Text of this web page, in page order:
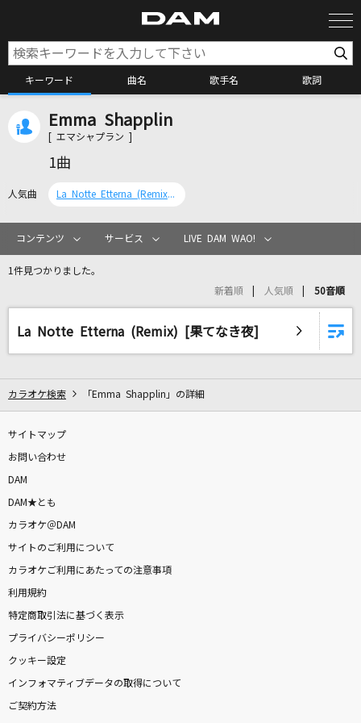
キーワード 曲名 歌手名 歌詞
カラオケ検索
カラオケリクエスト
リアルタイムで歌われている曲の一覧
沢井美空
ワンアンドオンリー
インフルエンサー
乃木坂46
[生音]a kind of love～BULLET TRAIN Arena
Tour 2018 GOLDEN EPOCHより～
[生音]限界突破×サバイバー
氷川きよし
Emma Shapplin
[ エマシャプラン ]
1曲
人気曲 La Notte Etterna (Remix) [果てなき夜]
コンテンツ サービス LIVE DAM WAO!
1件見つかりました。
新着順 人気順 50音順
La Notte Etterna (Remix) [果てなき夜]
カラオケ検索 「Emma Shapplin」の詳細
サイトマップ
お問い合わせ
DAM
DAM★とも
カラオケ＠DAM
サイトのご利用について
カラオケご利用にあたっての注意事項
利用規約
特定商取引法に基づく表示
プライバシーポリシー
クッキー設定
インフォマティブデータの取得について
ご契約方法